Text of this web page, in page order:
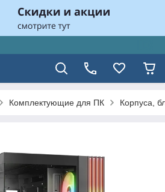
Комплектующие для ПК Корпуса,